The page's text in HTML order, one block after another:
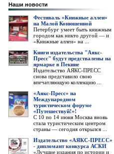
Наши новости
Фестиваль «Книжные аллеи»
на Малой Конюшенной
Петербург умеет быть книжным
городом как никто другой — и
«Книжные аллеи» на ...
Книги издательства "Аякс-
Пресс" будут предствалены на
ярмарке в Пекине
Издательство АЯКС-ПРЕСС
снова представило свою
впечатляющую коллекцию ...
«Аякс-Пресс» на
Международном
туристическом форуме
«Путешествуй!»!
С 10 по 14 июня Москва вновь
стала туристическим центром
страны — сегодня открылся ...
Издательство «АЯКС-ПРЕСС»
- дипломант конкурса АСКИ
«Лучшие издания по истории и